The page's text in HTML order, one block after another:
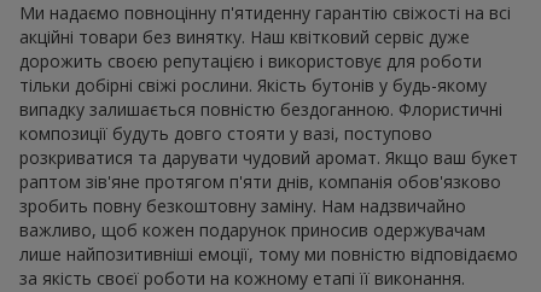
Ми надаємо повноцінну п'ятиденну гарантію свіжості на всі
акційні товари без винятку. Наш квітковий сервіс дуже
дорожить своєю репутацією і використовує для роботи
тільки добірні свіжі рослини. Якість бутонів у будь-якому
випадку залишається повністю бездоганною. Флористичні
композиції будуть довго стояти у вазі, поступово
розкриватися та дарувати чудовий аромат. Якщо ваш букет
раптом зів'яне протягом п'яти днів, компанія обов'язково
зробить повну безкоштовну заміну. Нам надзвичайно
важливо, щоб кожен подарунок приносив одержувачам
лише найпозитивніші емоції, тому ми повністю відповідаємо
за якість своєї роботи на кожному етапі її виконання.